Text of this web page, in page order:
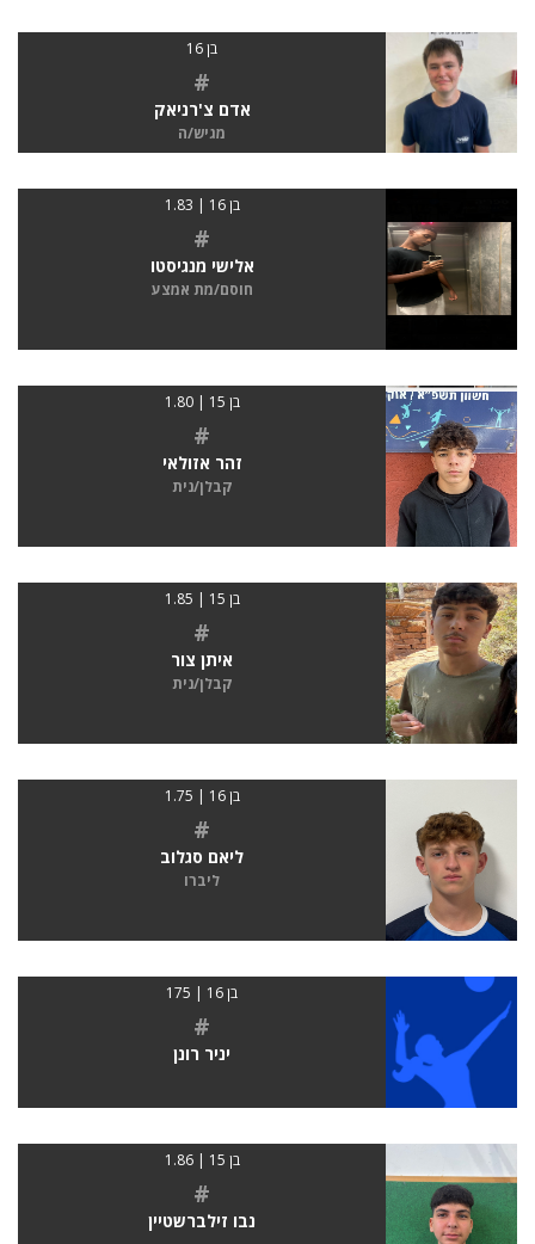
בן 16
#
אדם צ'רניאק
מגיש/ה
בן 16 | 1.83
#
אלישי מנגיסטו
חוסם/מת אמצע
בן 15 | 1.80
#
זהר אזולאי
קבלן/נית
בן 15 | 1.85
#
איתן צור
קבלן/נית
בן 16 | 1.75
#
ליאם סגלוב
ליברו
בן 16 | 175
#
יניר רונן
בן 15 | 1.86
#
נבו זילברשטיין